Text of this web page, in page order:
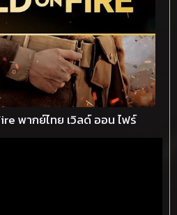
พากย์ไทย เวิลด์ ออน ไฟร์